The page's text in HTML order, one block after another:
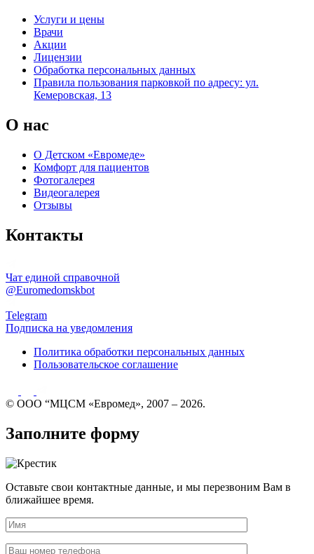
Услуги и цены
Врачи
Акции
Лицензии
Обработка персональных данных
Правила пользования парковкой по адресу: ул.
Кемеровская, 13
О нас
О Детском «Евромеде»
Комфорт для пациентов
Фотогалерея
Видеогалерея
Отзывы
Контакты
Чат единой справочной
@Euromedomskbot
Telegram
Подписка на уведомления
Политика обработки персональных данных
Пользовательское соглашение
© ООО “МЦСМ «Евромед», 2007 – 2026.
Заполните форму
Оставьте свои контактные данные, и мы перезвоним Вам в
ближайшее время.